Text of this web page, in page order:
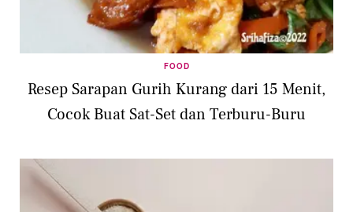
FOOD
Resep Sarapan Gurih Kurang dari 15 Menit,
Cocok Buat Sat-Set dan Terburu-Buru